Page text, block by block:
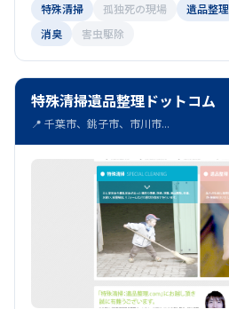
特殊清掃
孤独死の現場 遺品整理
消臭
害虫駆除
特殊清掃遺品整理ドットコム
📍 千葉市、銚子市、市川市...